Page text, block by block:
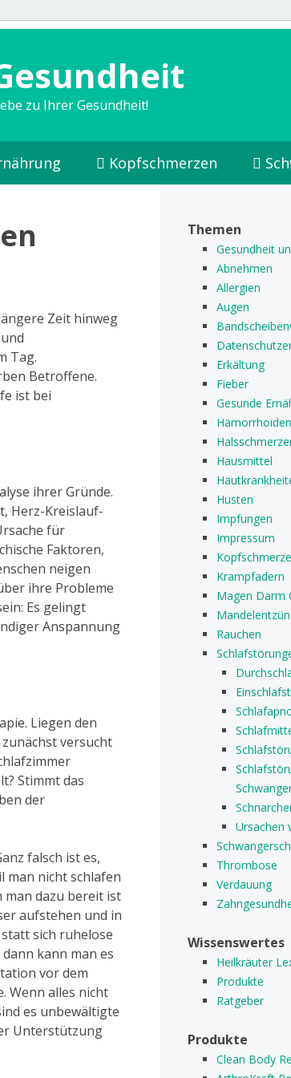
zu Ihrer Gesundheit!
Kopfschmerzen
Zeit hinweg
Tag.
Betroffene.
ist bei
ihrer Gründe.
Herz-Kreislauf-
für
Faktoren,
neigen
ihre Probleme
Es gelingt
Anspannung
Liegen den
versucht
Stimmt das
der
falsch ist es,
man nicht schlafen
man dazu bereit ist
aufstehen und in
sich ruhelose
kann man es
vor dem
Wenn alles nicht
es unbewältigte
Unterstützung
Themen
Gesundheit
Abnehmen
Allergien
Augen
Erkältung
Fieber
Gesunde
Hämorrhoiden
Hausmittel
Husten
Impfungen
Impressum
Krampfadern
Magen Darm
Rauchen
Ursachen
Thrombose
Verdauung
Wissenswertes
Heilkräuter
Produkte
Ratgeber
Produkte
Clean Body